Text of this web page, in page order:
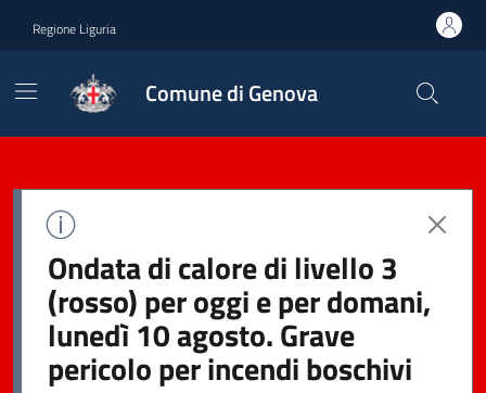
Regione Liguria
Comune di Genova
Ondata di calore di livello 3
(rosso) per oggi e per domani,
lunedì 10 agosto. Grave
pericolo per incendi boschivi